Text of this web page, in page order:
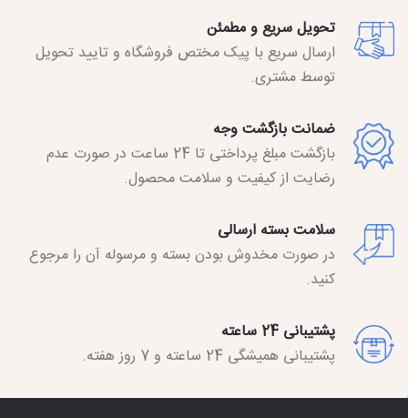
تحویل سریع و مطمئن
ارسال سریع با پیک مختص فروشگاه و تایید تحویل
توسط مشتری.
ضمانت بازگشت وجه
بازگشت مبلغ پرداختی تا 24 ساعت در صورت عدم
رضایت از کیفیت و سلامت محصول.
سلامت بسته ارسالی
در صورت مخدوش بودن بسته و مرسوله آن را مرجوع
کنید.
پشتیبانی 24 ساعته
پشتیبانی همیشگی 24 ساعته و 7 روز هفته.